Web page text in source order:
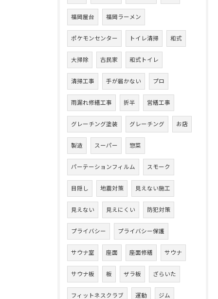
福岡屋台 福岡ラーメン
ポケモンセンター トイレ清掃 和式
大掃除 古民家 和式トイレ
清掃工事 手が届かない プロ
雨漏れ修繕工事 折半 営繕工事
グレーチング塗装 グレーチング お店
製造 スーパー 惣菜
パーテーションフィルム スモーク
目隠し 地震対策 見えない施工
見えない 見えにくい 防犯対策
プライバシー プライバシー保護
サウナ室 座面 座面修繕 サウナ
サウナ板 板 ザラ板 ざらいた
フィットネスクラブ 運動 ジム